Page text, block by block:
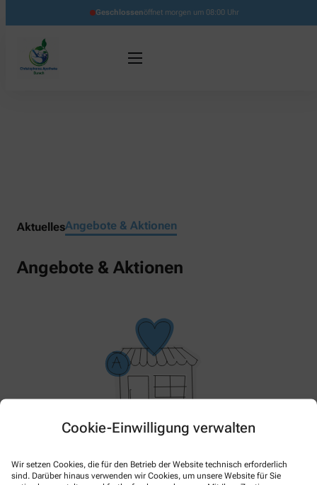
Cookie-Einwilligung verwalten
Wir setzen Cookies, die für den Betrieb der Website technisch erforderlich
sind. Darüber hinaus verwenden wir Cookies, um unsere Website für Sie
Geschlossenöffnet morgen um 08:00 Uhr
AktuellesAngebote & Aktionen
Angebote & Aktionen
Bitte schauen Sie später wieder vorbei!